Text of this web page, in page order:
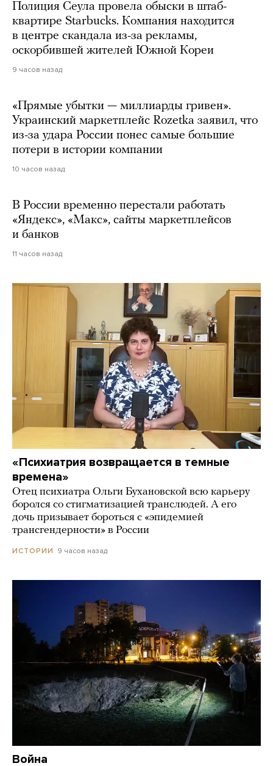
Полиция Сеула провела обыски в штаб-
квартире Starbucks. Компания находится
в центре скандала из-за рекламы,
оскорбившей жителей Южной Кореи
9 часов назад
«Прямые убытки — миллиарды гривен».
Украинский маркетплейс Rozetka заявил, что
из-за удара России понес самые большие
потери в истории компании
10 часов назад
В России временно перестали работать
«Яндекс», «Макс», сайты маркетплейсов
и банков
11 часов назад
«Психиатрия возвращается в темные
времена»
Отец психиатра Ольги Бухановской всю карьеру
боролся со стигматизацией транслюдей. А его
дочь призывает бороться с «эпидемией
трансгендерности» в России
ИСТОРИИ 9 часов назад
Война